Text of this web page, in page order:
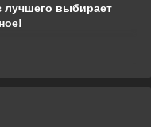
лучшего выбирает